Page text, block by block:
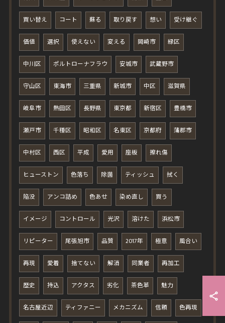
買い替え コート 蘇る 取り戻す 想い 受け継ぐ
価値 選択 使えない 変える 岡崎市 緑区
中川区 ポルトローナフラウ 安城市 武蔵野市
守山区 東海市 三重県 新城市 中区 滋賀県
岐阜市 熱田区 長野県 東京都 新宿区 豊橋市
瀬戸市 千種区 昭和区 名東区 京都府 蒲郡市
中村区 西区 平成 愛用 座板 擦れ傷
ヒューストン 色落ち 除菌 ティッシュ 拭く
陥没 アンコ詰め 色あせ 染め直し 買う
イメージ コントロール 光沢 溶けた 浜松市
リピーター 尾張旭市 品質 2017年 極意 風合い
再現 愛着 捨てない 解消 同業者 再加工
歴史 持込 アクタス 劣化 茶色革 魅力
名古屋近辺 ティファニー メカニズム 信頼 色再現